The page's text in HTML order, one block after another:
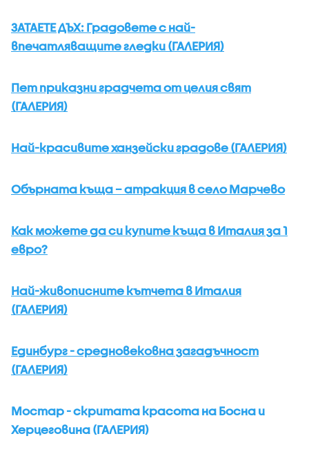
ЗАТАЕТЕ ДЪХ: Градовете с най-
впечатляващите гледки (ГАЛЕРИЯ)
Пет приказни градчета от целия свят
(ГАЛЕРИЯ)
Най-красивите ханзейски градове (ГАЛЕРИЯ)
Обърната къща – атракция в село Марчево
Как можете да си купите къща в Италия за 1
евро?
Най-живописните кътчета в Италия
(ГАЛЕРИЯ)
Единбург - средновековна загадъчност
(ГАЛЕРИЯ)
Мостар - скритата красота на Босна и
Херцеговина (ГАЛЕРИЯ)